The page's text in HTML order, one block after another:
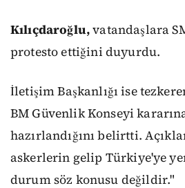
Kılıçdaroğlu,vatandaşlara
protesto ettiğini duyurdu.
İletişim Başkanlığı ise
BM Güvenlik Konseyi
hazırlandığını belirtti.
askerlerin gelip Türkiye'ye
durum söz konusu değildir."